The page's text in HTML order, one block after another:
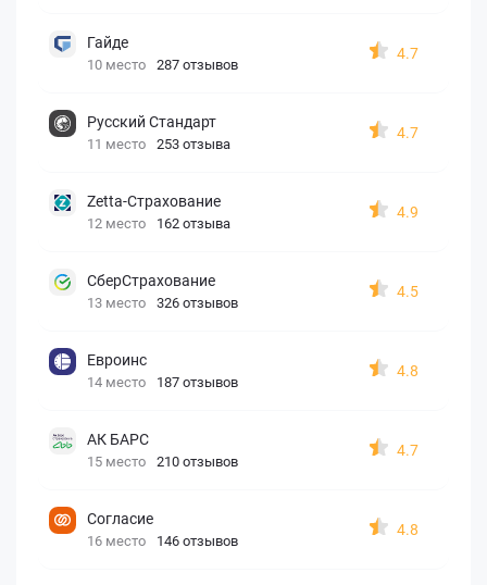
Гайде
10 место 287 отзывов
4.7
Русский Стандарт
11 место 253 отзыва
4.7
Zetta-Страхование
12 место 162 отзыва
4.9
СберСтрахование
13 место 326 отзывов
4.5
Евроинс
14 место 187 отзывов
4.8
АК БАРС
15 место 210 отзывов
4.7
Согласие
16 место 146 отзывов
4.8